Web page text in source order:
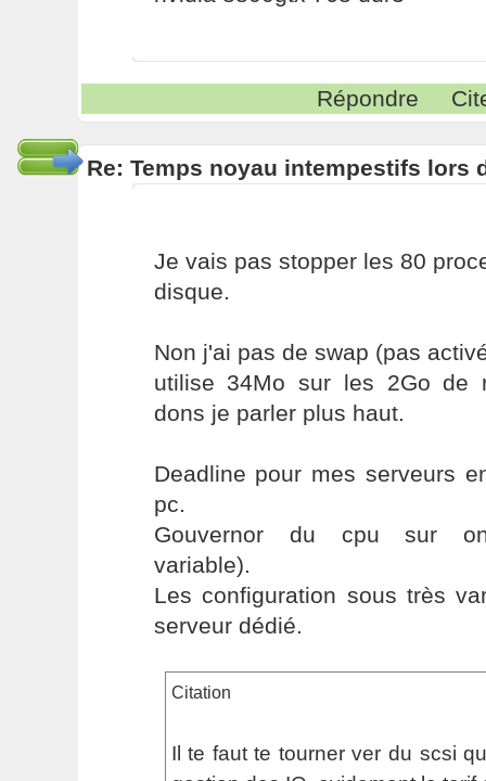
Répondre
Re: Temps noyau intempestifs lors
Je vais pas stopper les 80
disque.
Non j'ai pas de swap (pas
utilise 34Mo sur les 2Go de
dons je parler plus haut.
Deadline pour mes serveurs
pc.
Gouvernor du cpu sur
variable).
Les configuration sous très
serveur dédié.
Citation
Il te faut te tourner ver du scsi